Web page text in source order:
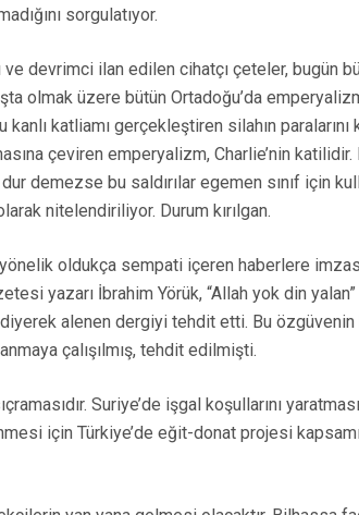
sorgulatıyor.
ve devrimci ilan edilen cihatçı çeteler,
olmak üzere bütün Ortadoğu’da
katliamı gerçekleştiren silahın
çeviren emperyalizm, Charlie’nin
demezse bu saldırılar egemen sınıf için
nitelendiriliyor. Durum kırılgan.
oldukça sempati içeren haberlere
yazarı İbrahim Yörük, “Allah yok din
diyerek alenen dergiyi tehdit etti. Bu
çalışılmış, tehdit edilmişti.
Suriye’de işgal koşullarını
için Türkiye’de eğit-donat projesi